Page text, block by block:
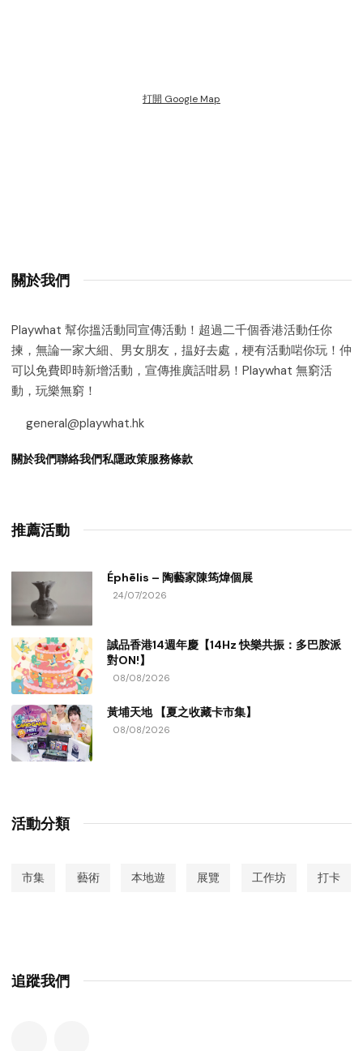
打開 Google Map
關於我們
Playwhat 幫你搵活動同宣傳活動！超過二千個香港活動任你
揀，無論一家大細、男女朋友，揾好去處，梗有活動啱你玩！仲
可以免費即時新增活動，宣傳推廣話咁易！Playwhat 無窮活
動，玩樂無窮！
general@playwhat.hk
關於我們聯絡我們私隱政策服務條款
推薦活動
Éphēlis – 陶藝家陳筠煒個展
24/07/2026
誠品香港14週年慶【14Hz 快樂共振：多巴胺派
對ON!】
08/08/2026
黃埔天地 【夏之收藏卡市集】
08/08/2026
活動分類
市集 藝術 本地遊 展覽 工作坊 打卡
追蹤我們